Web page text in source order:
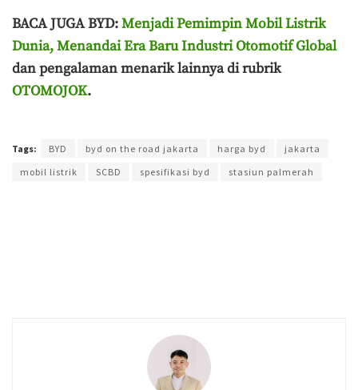
BACA JUGA BYD:Menjadi Pemimpin Mobil Listrik
Dunia, Menandai Era Baru Industri Otomotif Global
dan pengalaman menarik lainnya di rubrik
OTOMOJOK.
Tags: BYD byd on the road jakarta harga byd
jakarta
mobil listrik
SCBD spesifikasi byd stasiun palmerah